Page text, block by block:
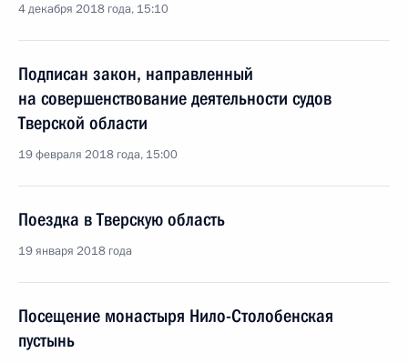
4 декабря 2018 года, 15:10
Подписан закон, направленный
на совершенствование деятельности судов
Тверской области
19 февраля 2018 года, 15:00
Поездка в Тверскую область
19 января 2018 года
Посещение монастыря Нило-Столобенская
пустынь